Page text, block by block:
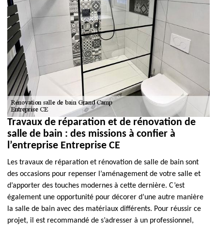
Travaux de réparation et de rénovation de
salle de bain : des missions à confier à
l’entreprise Entreprise CE
Les travaux de réparation et rénovation de salle de bain sont
des occasions pour repenser l’aménagement de votre salle et
d’apporter des touches modernes à cette dernière. C’est
également une opportunité pour décorer d’une autre manière
la salle de bain avec des matériaux différents. Pour réussir ce
projet, il est recommandé de s’adresser à un professionnel,